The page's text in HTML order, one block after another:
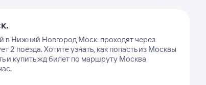
в Нижний Новгород Моск. проходят через
2 поезда.Хотите узнать, как попасть из Москвы
и купить жд билет по маршруту Москва